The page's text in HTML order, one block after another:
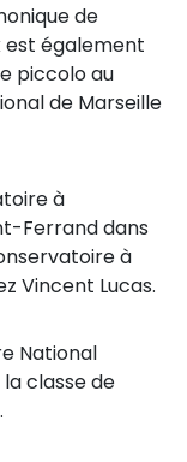
de
est également
piccolo au
de Marseille
à
Ferrand dans
à
Vincent Lucas.
National
la classe de